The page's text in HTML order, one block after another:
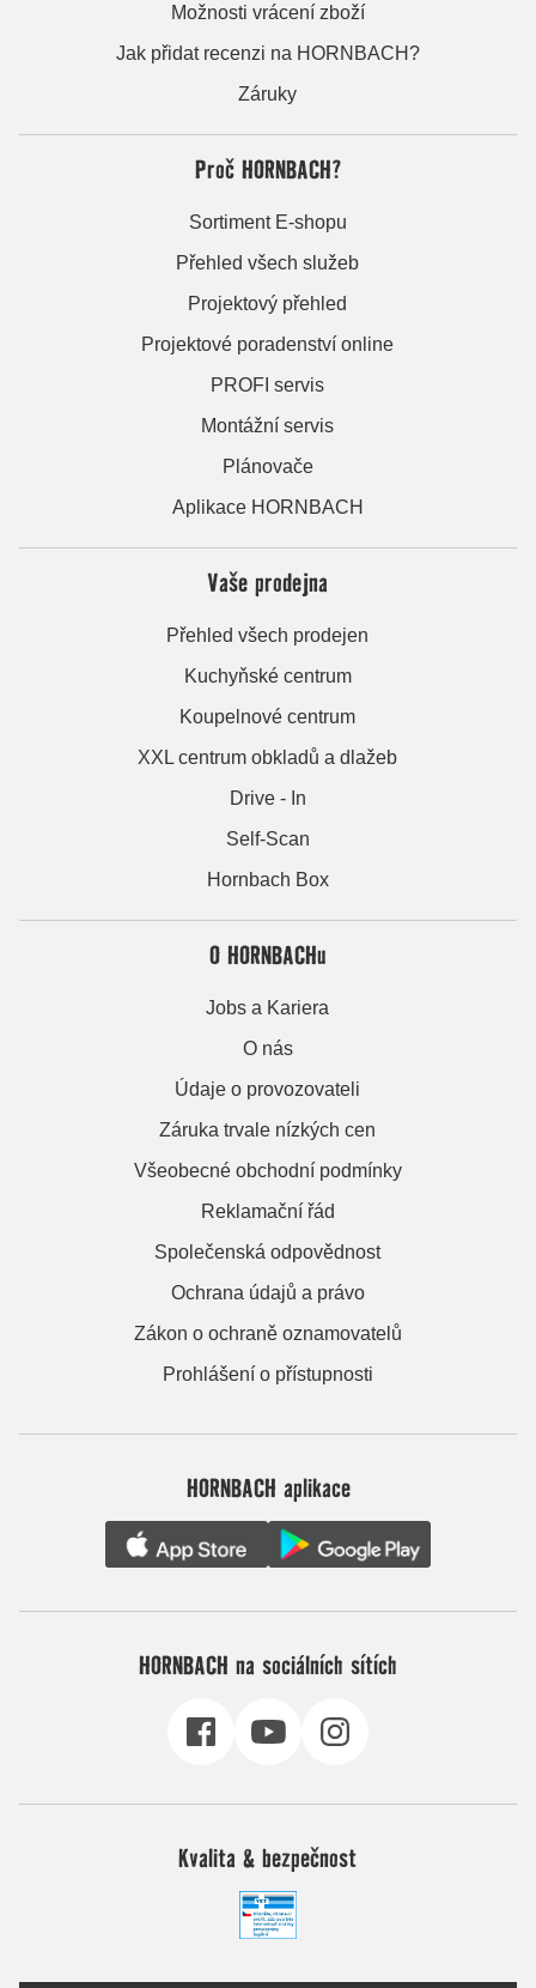
Možnosti vrácení zboží
Jak přidat recenzi na HORNBACH?
Záruky
Proč HORNBACH?
Sortiment E-shopu
Přehled všech služeb
Projektový přehled
Projektové poradenství online
PROFI servis
Montážní servis
Plánovače
Aplikace HORNBACH
Vaše prodejna
Přehled všech prodejen
Kuchyňské centrum
Koupelnové centrum
XXL centrum obkladů a dlažeb
Drive - In
Self-Scan
Hornbach Box
O HORNBACHu
Jobs a Kariera
O nás
Údaje o provozovateli
Záruka trvale nízkých cen
Všeobecné obchodní podmínky
Reklamační řád
Společenská odpovědnost
Ochrana údajů a právo
Zákon o ochraně oznamovatelů
Prohlášení o přístupnosti
HORNBACH aplikace
HORNBACH na sociálních sítích
Kvalita & bezpečnost